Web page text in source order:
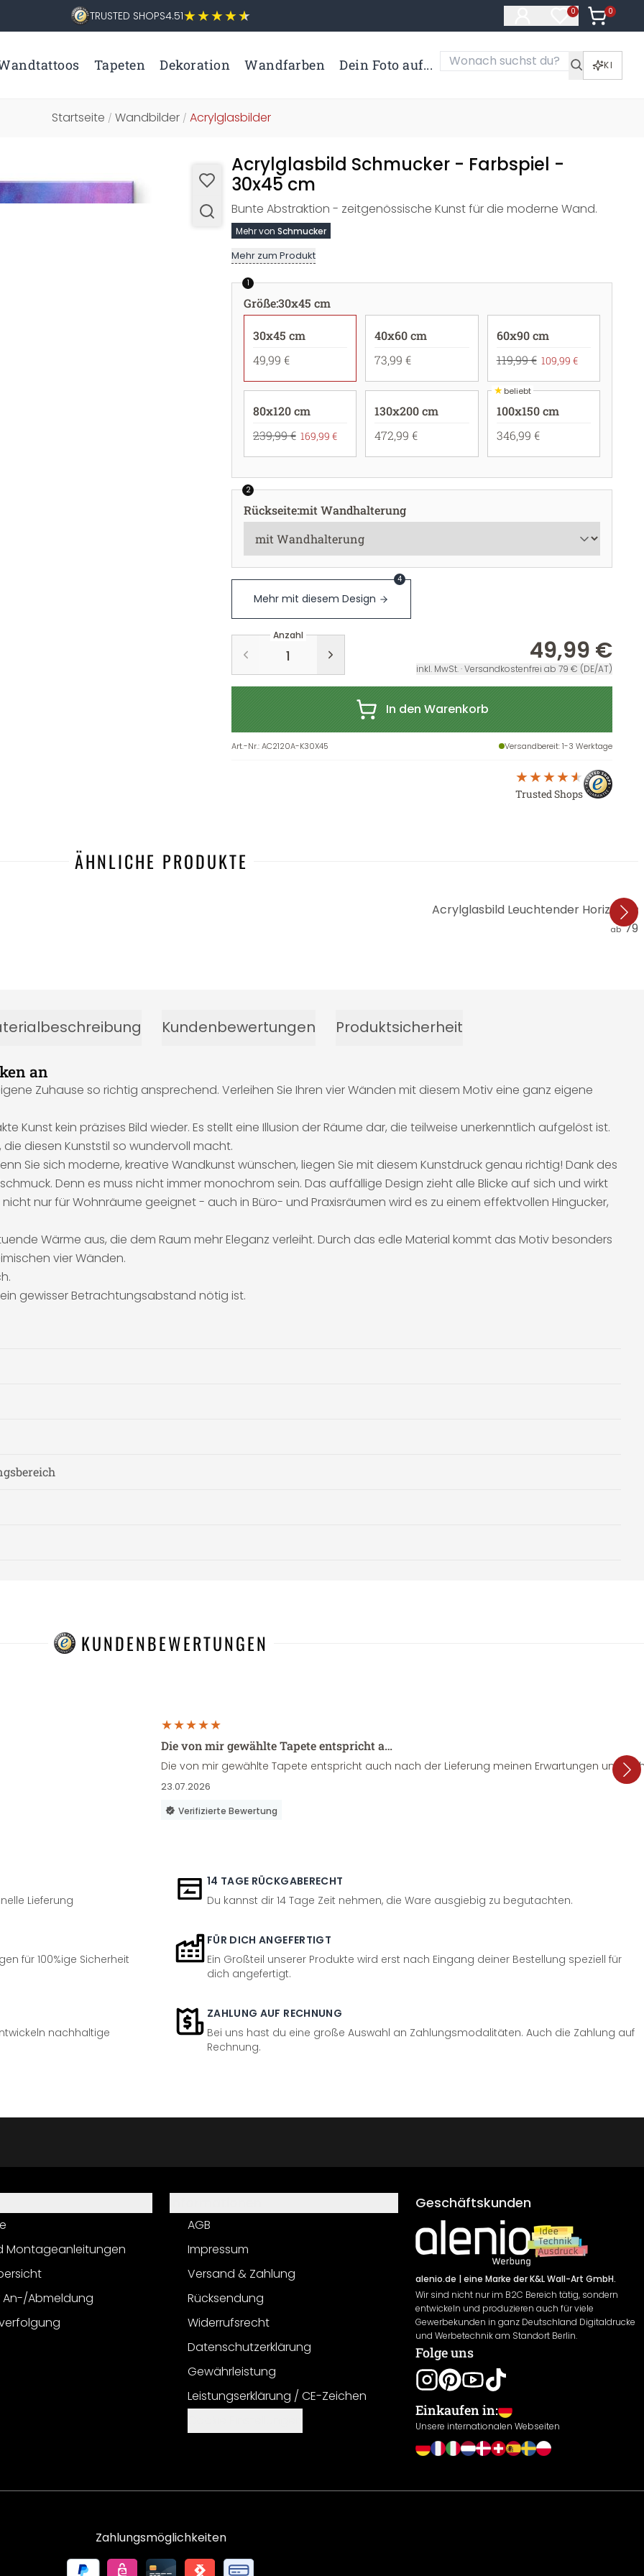
TRUSTED SHOPS4.51 0
Artikel im
0
Artikel
Tapeten Dekoration Wandfarben Dein Foto auf... KI
Startseite / Wandbilder/ Acrylglasbilder
Acrylglasbild Schmucker - Farbspiel -
30x45 cm
Bunte Abstraktion - zeitgenössische Kunst für die moderne Wand.
Mehr von Schmucker
Mehr zum Produkt
1
Größe:30x45 cm
30x45 cm
49,99 €
40x60 cm
73,99 €
60x90 cm
119,99 € 109,99 €
80x120 cm
239,99 € 169,99 €
130x200 cm
472,99 €
★beliebt
100x150 cm
346,99 €
2
Rückseite:mit Wandhalterung
Mehr mit diesem Design
4
Anzahl
49,99 €
inkl. MwSt. · Versandkostenfrei ab 79 € (DE/AT)
In den Warenkorb
Art.-Nr.:AC2120A-K30X45 Versandbereit: 1-3 Werktage
Trusted Shops
ÄHNLICHE PRODUKTE
Acrylglasbild Leuchtender Horizont
ab
Kundenbewertungen Produktsicherheit
an
Zuhause so richtig ansprechend. Verleihen Sie Ihren vier Wänden mit diesem Motiv eine ganz eigene
Kunst kein präzises Bild wieder. Es stellt eine Illusion der Räume dar, die teilweise unerkenntlich aufgelöst ist.
diesen Kunststil so wundervoll macht.
Sie sich moderne, kreative Wandkunst wünschen, liegen Sie mit diesem Kunstdruck genau richtig! Dank des
Denn es muss nicht immer monochrom sein. Das auffällige Design zieht alle Blicke auf sich und wirkt
nur für Wohnräume geeignet - auch in Büro- und Praxisräumen wird es zu einem effektvollen Hingucker,
Wärme aus, die dem Raum mehr Eleganz verleiht. Durch das edle Material kommt das Motiv besonders
vier Wänden.
gewisser Betrachtungsabstand nötig ist.
KUNDENBEWERTUNGEN
Die von mir gewählte Tapete entspricht a…
Die von mir gewählte Tapete entspricht auch nach der Lieferung meinen Erwartungen und
23.07.2026
Verifizierte Bewertung
Lieferung
14 TAGE RÜCKGABERECHT
Du kannst dir 14 Tage Zeit nehmen, die Ware ausgiebig zu begutachten.
für 100%ige Sicherheit
FÜR DICH ANGEFERTIGT
Ein Großteil unserer Produkte wird erst nach Eingang deiner Bestellung speziell für
dich angefertigt.
nachhaltige
ZAHLUNG AUF RECHNUNG
Bei uns hast du eine große Auswahl an Zahlungsmodalitäten. Auch die Zahlung auf
Rechnung.
Montageanleitungen
An-/Abmeldung
AGB
Impressum
Versand & Zahlung
Rücksendung
Widerrufsrecht
Datenschutzerklärung
Gewährleistung
Leistungserklärung / CE-Zeichen
Geschäftskunden
alenio.de | eine Marke der K&L Wall-Art GmbH.
Wir sind nicht nur im B2C Bereich tätig, sondern
entwickeln und produzieren auch für viele
Gewerbekunden in ganz Deutschland Digitaldrucke
und Werbetechnik am Standort Berlin.
Folge uns
Einkaufen in:
Unsere internationalen Webseiten
Zahlungsmöglichkeiten